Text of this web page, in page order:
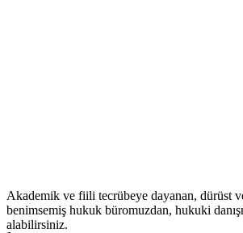
Akademik ve fiili tecrübeye dayanan, dürüst
benimsemiş hukuk büromuzdan, hukuki
alabilirsiniz.